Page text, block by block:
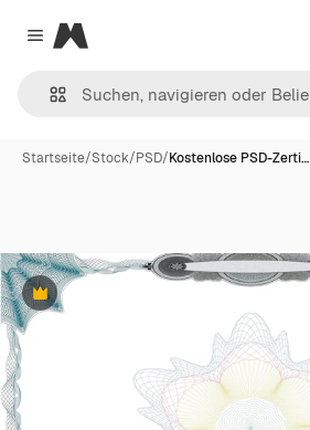
Close menu
Magnific
Startseite/Stock/PSD/Kostenlose PSD-Zerti…
Premium